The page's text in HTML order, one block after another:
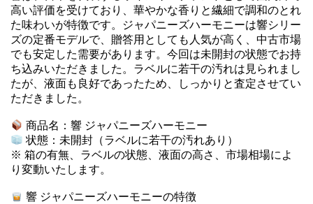
高い評価を受けており、華やかな香りと繊細で調和のとれ
た味わいが特徴です。ジャパニーズハーモニーは響シリー
ズの定番モデルで、贈答用としても人気が高く、中古市場
でも安定した需要があります。今回は未開封の状態でお持
ち込みいただきました。ラベルに若干の汚れは見られまし
たが、液面も良好であったため、しっかりと査定させてい
ただきました。
商品名：響 ジャパニーズハーモニー
状態：未開封（ラベルに若干の汚れあり）
※ 箱の有無、ラベルの状態、液面の高さ、市場相場によ
り変動いたします。
響 ジャパニーズハーモニーの特徴